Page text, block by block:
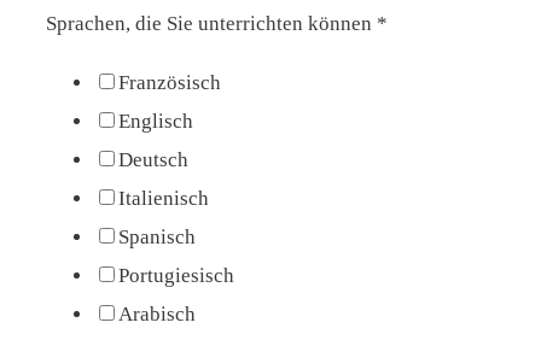
Sprachen, die Sie unterrichten können *
Französisch
Englisch
Deutsch
Italienisch
Spanisch
Portugiesisch
Arabisch